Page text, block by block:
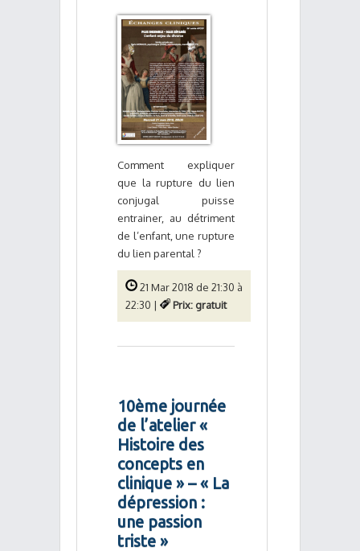
Comment expliquer
que la rupture du lien
conjugal puisse
entrainer, au détriment
de l’enfant, une rupture
du lien parental ?
21 Mar 2018 de 21:30 à
22:30 |
Prix: gratuit
10ème journée
de l’atelier «
Histoire des
concepts en
clinique » – « La
dépression :
une passion
triste »